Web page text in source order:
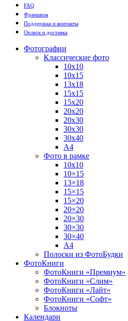
FAQ
Франшиза
Поддержка и контакты
Оплата и доставка
Фотографии
Классические фото
10х10
10х15
13х18
15х15
15х20
20х20
20х30
30х30
30х40
А4
Фото в рамке
10х10
10×15
13×18
15×15
15×20
20×20
20×30
30×30
30×40
A4
Полоски из ФотоБудки
ФотоКниги
ФотоКниги «Премиум»
ФотоКниги «Слим»
ФотоКниги «Лайт»
ФотоКниги «Софт»
Блокноты
Календари